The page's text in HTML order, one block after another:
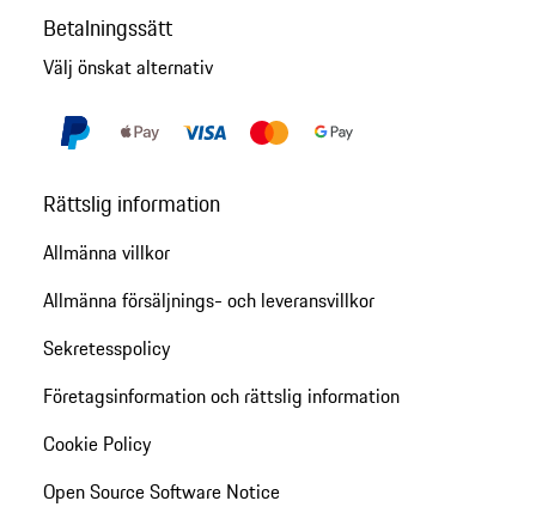
Betalningssätt
Välj önskat alternativ
Rättslig information
Allmänna villkor
Allmänna försäljnings- och leveransvillkor
Sekretesspolicy
Företagsinformation och rättslig information
Cookie Policy
Open Source Software Notice